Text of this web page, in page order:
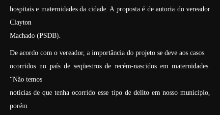
hospitais e maternidades da cidade. A proposta é de autoria do vereador
Clayton
Machado (PSDB).
De acordo com o vereador, a importância do projeto se deve aos casos
ocorridos no país de seqüestros de recém-nascidos em maternidades.
“Não temos
notícias de que tenha ocorrido esse tipo de delito em nosso município,
porém